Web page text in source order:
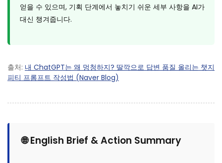
얻을 수 있으며, 기획 단계에서 놓치기 쉬운 세부 사항을 AI가
대신 챙겨줍니다.
출처: 내 ChatGPT는 왜 멍청하지? 딸깍으로 답변 품질 올리는 챗지
피티 프롬프트 작성법 (Naver Blog)
🌐 English Brief & Action Summary